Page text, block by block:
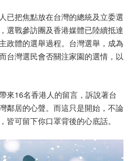
已把焦點放在台灣的總統及立委選
選戰參訪團及香港媒體已陸續抵達
政體的選舉過程。台灣選舉，成為
台灣選民會否關注家園的選情，以
來16名香港人的留言，訴說著台
鄰居的心聲。而這只是開始，不論
皆可留下你口罩背後的心底話。